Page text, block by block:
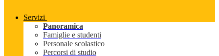
Servizi
Panoramica
Famiglie e studenti
Personale scolastico
Percorsi di studio